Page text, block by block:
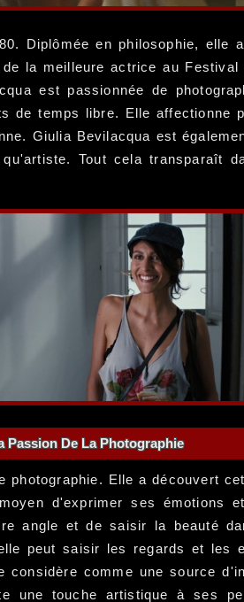
Diplômée en philosophie,
la meilleure actrice au
est passionnée de
de temps libre. Elle affectionne
Giulia Bevilacqua est
Tout cela transparaît
Passion De La Photographie
Elle a découvert
d'exprimer ses émotions
angle et de saisir la beauté
peut saisir les regards et les
comme une source
une touche artistique à ses